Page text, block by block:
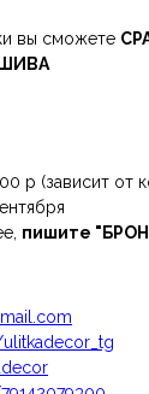
вы сможете
р (зависит от
пишите